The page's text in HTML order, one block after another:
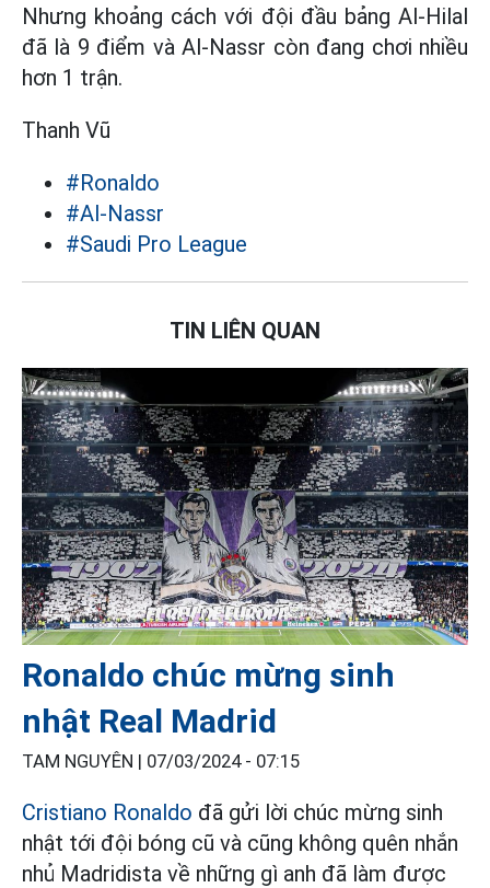
Nhưng khoảng cách với đội đầu bảng Al-Hilal
đã là 9 điểm và Al-Nassr còn đang chơi nhiều
hơn 1 trận.
Thanh Vũ
#Ronaldo
#Al-Nassr
#Saudi Pro League
TIN LIÊN QUAN
Ronaldo chúc mừng sinh
nhật Real Madrid
TAM NGUYÊN | 07/03/2024 - 07:15
Cristiano Ronaldo đã gửi lời chúc mừng sinh
nhật tới đội bóng cũ và cũng không quên nhắn
nhủ Madridista về những gì anh đã làm được